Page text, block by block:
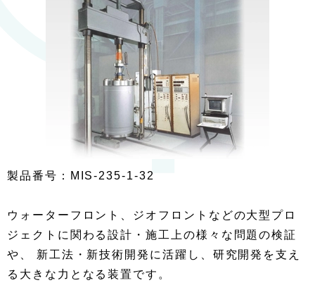
製品番号：MIS-235-1-32
ウォーターフロント、ジオフロントなどの大型プロ
ジェクトに関わる設計・施工上の様々な問題の検証
や、 新工法・新技術開発に活躍し、研究開発を支え
る大きな力となる装置です。